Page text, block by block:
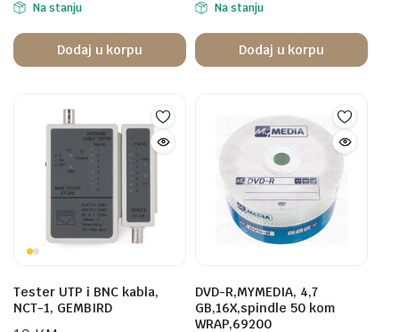
Na stanju
Dodaj u korpu
Na stanju
Dodaj u korpu
Tester UTP i BNC kabla,
NCT-1, GEMBIRD
DVD-R,MYMEDIA, 4,7
GB,16X,spindle 50 kom
WRAP,69200